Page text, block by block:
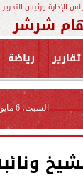
الإدارة ورئيس التحرير
شرشر
تقارير رياضة
السبت، 6 مايو 2023